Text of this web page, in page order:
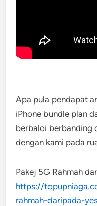
Apa pula pendapat
iPhone bundle plan
berbaloi berbanding
dengan kami pada
Pakej 5G Rahmah
https://
rahmah-daripada-